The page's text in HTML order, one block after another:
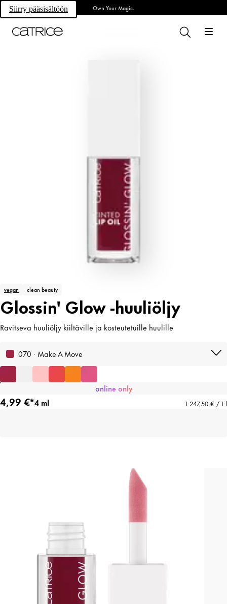
Siirry pääsisältöön Own Your Magic.
vegan clean beauty
Glossin' Glow -huuliöljy
Ravitseva huuliöljy kiiltäville ja kosteutetuille huulille
070 · Make A Move
online only
4,99 €*4 ml 1 247,50 € / 1 l